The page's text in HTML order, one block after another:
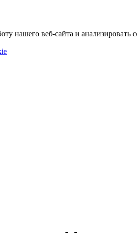
нашего веб-сайта и анализировать